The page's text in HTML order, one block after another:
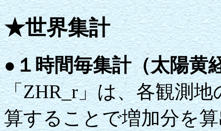
★世界集計
●１時間毎集計（太陽黄
「ZHR_r」は、各観測
算することで増加分を